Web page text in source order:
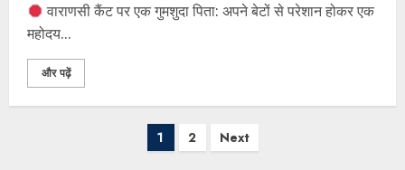
वाराणसी कैंट पर एक गुमशुदा पिता: अपने बेटों से परेशान होकर एक
महोदय...
और पढ़ें
1 2 Next